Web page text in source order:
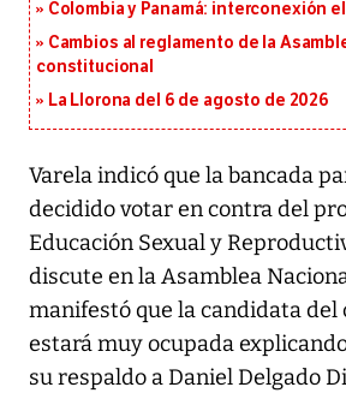
Colombia y Panamá: interconexión
Cambios al reglamento de la
constitucional
La Llorona del 6 de agosto de 2026
Varela indicó que la bancada
decidido votar en contra del
Educación Sexual y
discute en la Asamblea
manifestó que la candidata
estará muy ocupada
su respaldo a Daniel Delgado